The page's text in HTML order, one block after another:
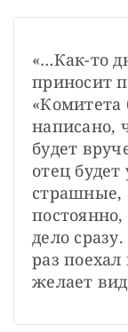
«…Как-то
приносит
написано,
будет
отец
страшные,
дело
раз
желает